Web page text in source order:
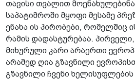
თავისი თვალით
საპატიმროში მყოფი მესამე
ენახა ის პირობები, რომელშიც
რამის დადასტურებაა.
მიხურული კარი არაერთი
არამედ ღია გზავნილი
გზავნილი ჩვენი